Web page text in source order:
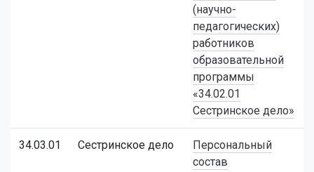
(научно-
педагогических)
работников
образовательной
программы
«34.02.01
Сестринское дело»
34.03.01 Сестринское дело
Персональный
состав